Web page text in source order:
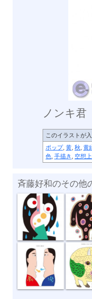
ノンキ君
このイラストが
ポップ, 黄, 秋, 黄
色, 手描き , 空想
斉藤好和のその他
傘がない 正体不明
話し合い オハヨー